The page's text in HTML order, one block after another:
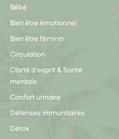
Bébé
Bien être émotionnel
Bien être féminin
Circulation
Clarté d'esprit & Santé
mentale
Confort urinaire
Défenses immunitaires
Détox